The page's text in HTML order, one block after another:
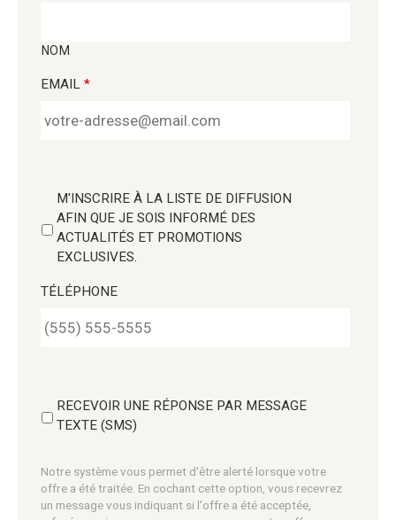
NOM
EMAIL *
M'INSCRIRE À LA LISTE DE DIFFUSION
AFIN QUE JE SOIS INFORMÉ DES
ACTUALITÉS ET PROMOTIONS
EXCLUSIVES.
TÉLÉPHONE
RECEVOIR UNE RÉPONSE PAR MESSAGE
TEXTE (SMS)
Notre système vous permet d'être alerté lorsque votre
offre a été traitée. En cochant cette option, vous recevrez
un message vous indiquant si l'offre a été acceptée,